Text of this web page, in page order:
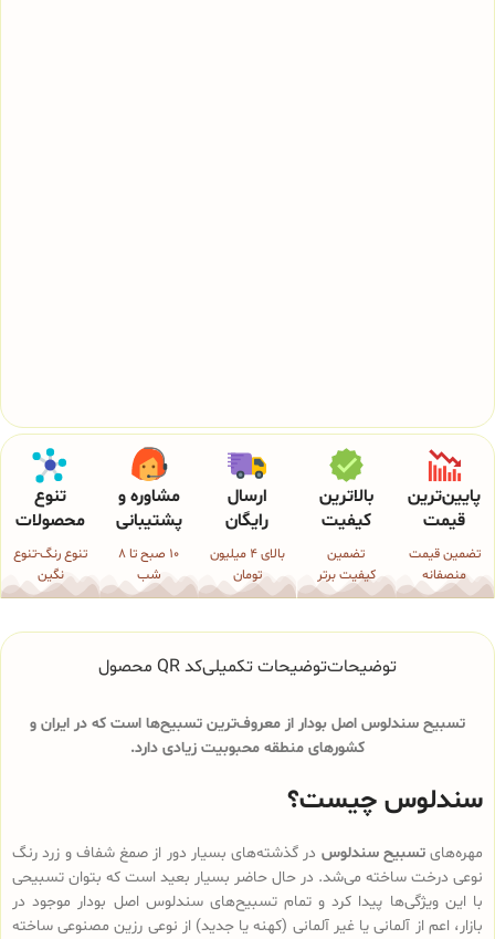
پایین‌ترین
قیمت
تضمین قیمت
منصفانه
بالاترین
کیفیت
تضمین
کیفیت برتر
ارسال
رایگان
بالای 4 میلیون
تومان
مشاوره و
پشتیبانی
10 صبح تا 8
شب
تنوع
محصولات
تنوع رنگ-تنوع
نگین
توضیحاتتوضیحات تکمیلیکد QR محصول
تسبیح سندلوس اصل بودار از معروف‌ترین تسبیح‌ها است که در ایران و
کشورهای منطقه محبوبیت زیادی دارد.
سندلوس چیست؟
مهره‌هایتسبیح سندلوس در گذشته‌های بسیار دور از صمغ شفاف و زرد رنگ
نوعی درخت ساخته می‌شد. در حال حاضر بسیار بعید است که بتوان تسبیحی
با این ویژگی‌ها پیدا کرد و تمام تسبیح‌های سندلوس‌ اصل بودار موجود در
بازار، اعم از آلمانی یا غیر آلمانی (کهنه یا جدید) از نوعی رزین مصنوعی ساخته